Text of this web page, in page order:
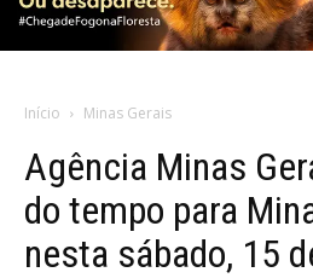
Início Minas Gerais
Agência Minas
do tempo para
nesta sábado, 15